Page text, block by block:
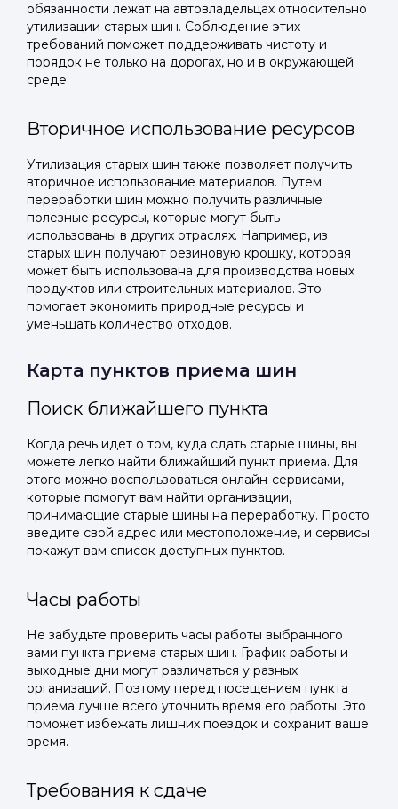
обязанности лежат на автовладельцах относительно
утилизации старых шин. Соблюдение этих
требований поможет поддерживать чистоту и
порядок не только на дорогах, но и в окружающей
среде.
Вторичное использование ресурсов
Утилизация старых шин также позволяет получить
вторичное использование материалов. Путем
переработки шин можно получить различные
полезные ресурсы, которые могут быть
использованы в других отраслях. Например, из
старых шин получают резиновую крошку, которая
может быть использована для производства новых
продуктов или строительных материалов. Это
помогает экономить природные ресурсы и
уменьшать количество отходов.
Карта пунктов приема шин
Поиск ближайшего пункта
Когда речь идет о том, куда сдать старые шины, вы
можете легко найти ближайший пункт приема. Для
этого можно воспользоваться онлайн-сервисами,
которые помогут вам найти организации,
принимающие старые шины на переработку. Просто
введите свой адрес или местоположение, и сервисы
покажут вам список доступных пунктов.
Часы работы
Не забудьте проверить часы работы выбранного
вами пункта приема старых шин. График работы и
выходные дни могут различаться у разных
организаций. Поэтому перед посещением пункта
приема лучше всего уточнить время его работы. Это
поможет избежать лишних поездок и сохранит ваше
время.
Требования к сдаче